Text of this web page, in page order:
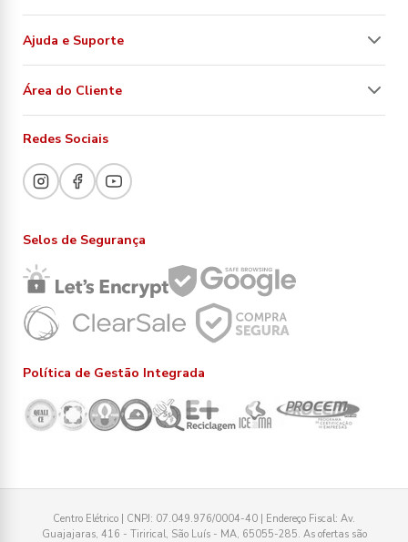
Ajuda e Suporte
Área do Cliente
Redes Sociais
Selos de Segurança
Política de Gestão Integrada
Centro Elétrico | CNPJ: 07.049.976/0004-40 | Endereço Fiscal: Av.
Guajajaras, 416 - Tirirical, São Luís - MA, 65055-285. As ofertas são